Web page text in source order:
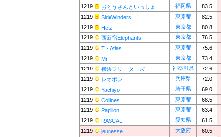
1219
おとうさんといっしょ 福岡県
83.5
1219
SideWinders 東京都
82.5
1219
Hetz 東京都
80.8
1219
西新宿Elephants 東京都
76.5
1219
T・Atlas 東京都
75.6
1219
Mr. 東京都
73.4
1219
横浜フリーターズ 神奈川県
72.6
1219
レオポン 兵庫県
72.0
1219
Yachiyo 埼玉県
69.0
1219
Collines 東京都
68.5
1219
Papillon 東京都
63.4
1219
RASCAL 愛知県
61.5
1219
jeunesse 大阪府
60.5